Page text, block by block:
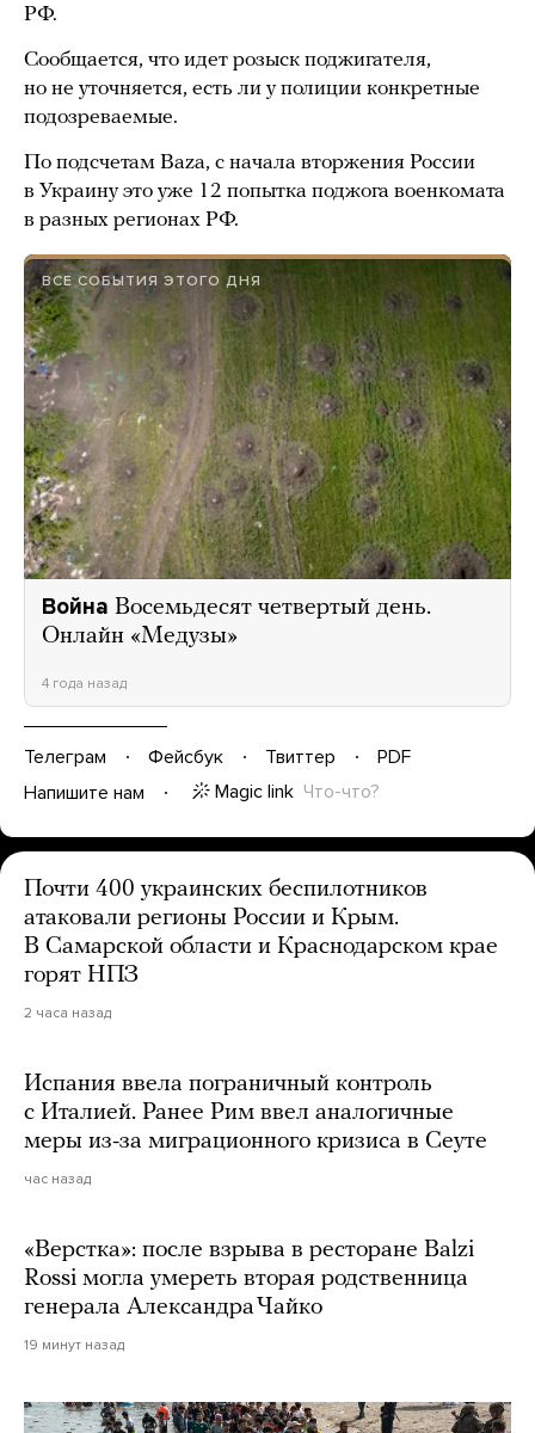
РФ.
Сообщается, что идет розыск поджигателя,
но не уточняется, есть ли у полиции конкретные
подозреваемые.
По подсчетам Baza, с начала вторжения России
в Украину это уже 12 попытка поджога военкомата
в разных регионах РФ.
ВСЕ СОБЫТИЯ ЭТОГО ДНЯ
Война Восемьдесят четвертый день.
Онлайн «Медузы»
4 года назад
Телеграм Фейсбук Твиттер
PDF
Напишите нам
Magic link Что-что?
Почти 400 украинских беспилотников
атаковали регионы России и Крым.
В Самарской области и Краснодарском крае
горят НПЗ
2 часа назад
Испания ввела пограничный контроль
с Италией. Ранее Рим ввел аналогичные
меры из-за миграционного кризиса в Сеуте
час назад
«Верстка»: после взрыва в ресторане Balzi
Rossi могла умереть вторая родственница
генерала Александра Чайко
19 минут назад